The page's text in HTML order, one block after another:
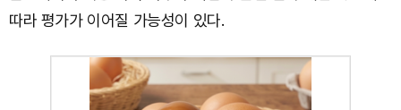
따라 평가가 이어질 가능성이 있다.